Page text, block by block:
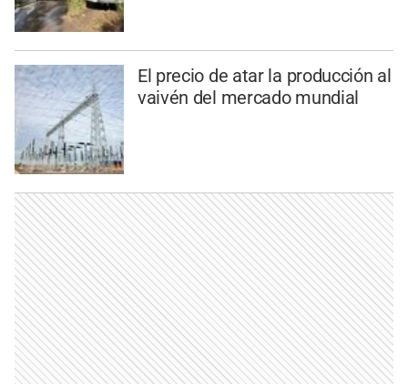
El precio de atar la producción al
vaivén del mercado mundial